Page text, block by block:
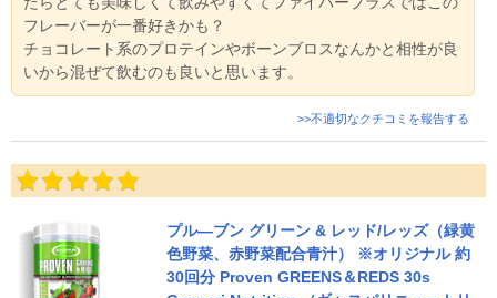
フレーバーが一番好きかも？
チョコレート系のプロテインやボーンブロスなんかと相性が良
いから混ぜて飲むのも良いと思います。
>>不適切なクチコミを報告する
プル―ブン グリーン & レッド/レッズ（緑黄
色野菜、赤野菜配合青汁） ※オリジナル 約
30回分 Proven GREENS＆REDS 30s